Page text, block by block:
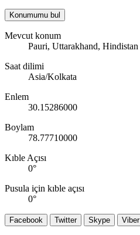
Konumumu bul
Mevcut konum
Pauri, Uttarakhand, Hindistan
Saat dilimi
Asia/Kolkata
Enlem
30.15286000
Boylam
78.77710000
Kıble Açısı
0°
Pusula için kıble açısı
0°
Facebook Twitter Skype Viber